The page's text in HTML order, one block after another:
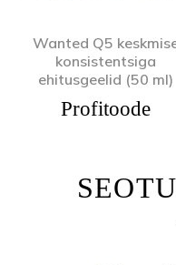
Wanted Q5
konsistentsiga
ehitusgeelid (50 ml)
Profitoode